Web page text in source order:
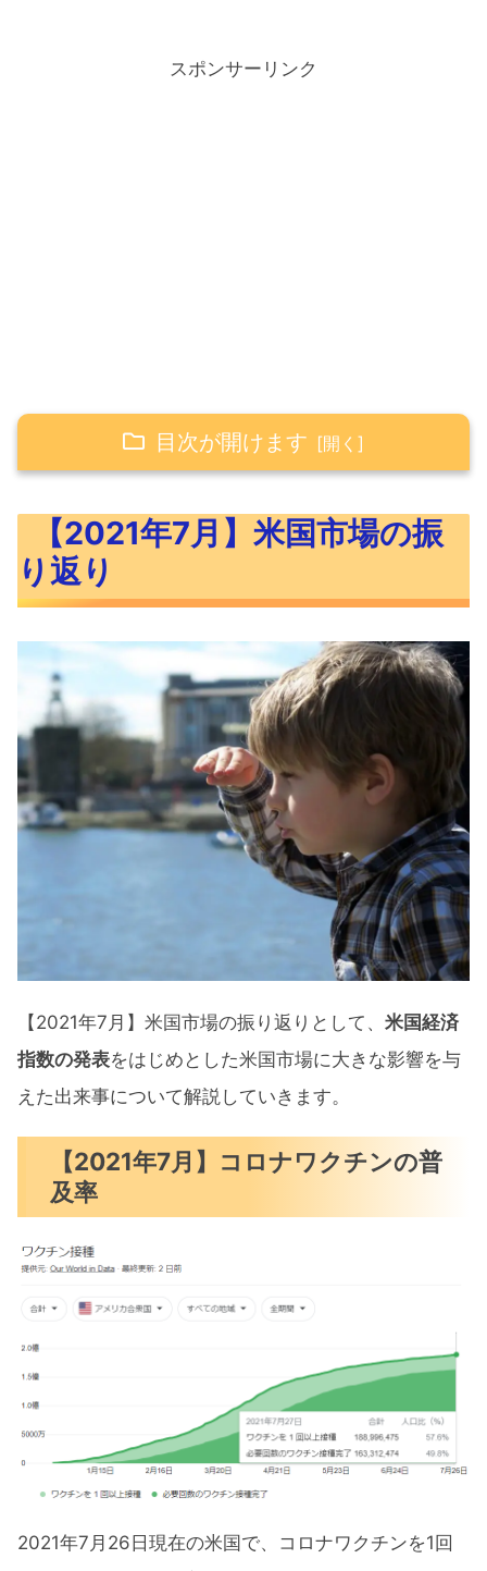
スポンサーリンク
目次が開けます
【2021年7月】コロナワクチンの普及
【2021年7月】アメリカ10年債
【2021年7月】米国市場の主要4指数
2021年7月のダウ･ジョーンズ
2021年7月のS&P500
2021年7月のNASDAQ100
【2021年7月】金（ゴールド）
【2021年7月】仮想通貨（BTC）
【2021年7月】主要銘柄
【2021年7月】その他大きな値動きの
【2021年7月】米国市場の振
り返り
【2021年7月】米国市場の振り返りとして、 米国経済
指数の発表をはじめとした米国市場に大きな影響を与
えた出来事について解説していきます。
【2021年7月】コロナワクチンの普
及率
2021年7月26日現在の米国で、コロナワクチンを1回